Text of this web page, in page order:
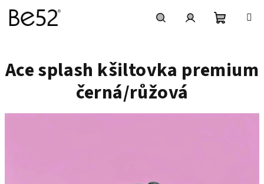
obsah
košík
Ace splash kšiltovka premium
černá/růžová